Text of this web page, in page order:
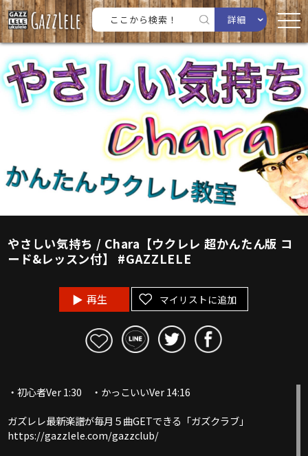
詳細
やさしい気持ち / Chara【ウクレレ 超かんたん版 コ
ード&レッスン付】 #GAZZLELE
再生 マイリストに追加
・初心者Ver 1:30 ・かっこいいVer 14:16
ガズレレ最新楽譜が毎月５曲GETできる「ガズクラブ」
https://gazzlele.com/gazzclub/